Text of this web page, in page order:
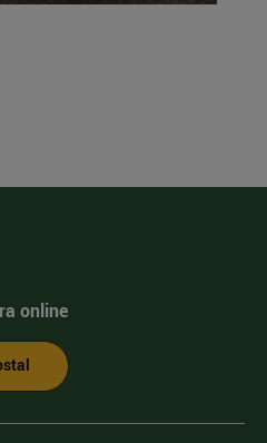
online